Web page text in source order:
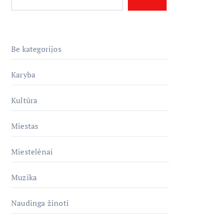
Be kategorijos
Karyba
Kultūra
Miestas
Miestelėnai
Muzika
Naudinga žinoti